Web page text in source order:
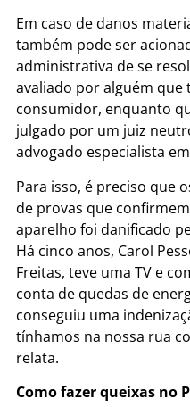
Em caso de danos
também pode ser
administrativa de se
avaliado por alguém
consumidor, enquanto
julgado por um juiz
advogado especialista
Para isso, é preciso que
de provas que
aparelho foi danificado
Há cinco anos, Carol
Freitas, teve uma TV e
conta de quedas de
conseguiu uma
tínhamos na nossa rua
relata.
Como fazer queixas no